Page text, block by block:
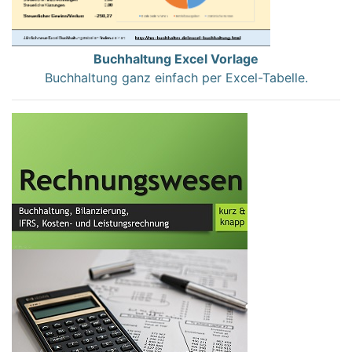
Buchhaltung Excel Vorlage
Buchhaltung ganz einfach per Excel-Tabelle.